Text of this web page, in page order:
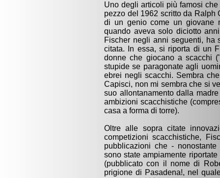
Uno degli articoli più famosi
pezzo del 1962 scritto da Ralph
di un genio come un giovane
quando aveva solo diciotto
Fischer negli anni seguenti, ha
citata. In essa, si riporta di un
donne che giocano a scacchi
stupide se paragonate agli
ebrei negli scacchi. Sembra
Capisci, non mi sembra che si
suo allontanamento dalla
ambizioni scacchistiche
casa a forma di torre).
Oltre alle sopra citate
competizioni scacchistiche,
pubblicazioni che -
sono state ampiamente
(pubblicato con il nome di
prigione di Pasadena!, nel